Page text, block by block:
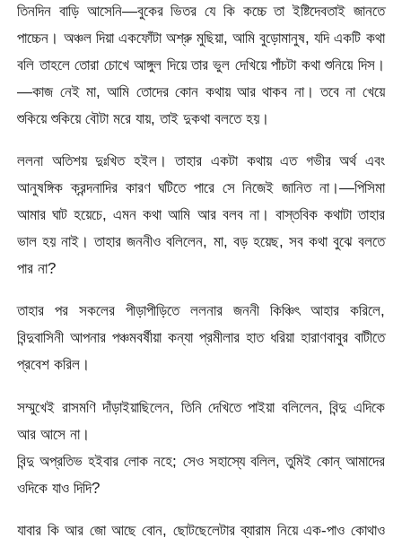
তিনদিন বাড়ি আসেনি—বুকের ভিতর যে কি কচ্চে তা ইষ্টিদেবতাই জানতে
পাচ্চেন। অঞ্চল দিয়া একফোঁটা অশ্রু মুছিয়া, আমি বুড়োমানুষ, যদি একটি কথা
বলি তাহলে তোরা চোখে আঙ্গুল দিয়ে তার ভুল দেখিয়ে পাঁচটা কথা শুনিয়ে দিস।
—কাজ নেই মা, আমি তোদের কোন কথায় আর থাকব না। তবে না খেয়ে
শুকিয়ে শুকিয়ে বৌটা মরে যায়, তাই দুকথা বলতে হয়।
ললনা অতিশয় দুঃখিত হইল। তাহার একটা কথায় এত গভীর অর্থ এবং
আনুষঙ্গিক ক্রন্দনাদির কারণ ঘটিতে পারে সে নিজেই জানিত না।—পিসিমা
আমার ঘাট হয়েচে, এমন কথা আমি আর বলব না। বাস্তবিক কথাটা তাহার
ভাল হয় নাই। তাহার জননীও বলিলেন, মা, বড় হয়েছ, সব কথা বুঝে বলতে
পার না?
তাহার পর সকলের পীড়াপীড়িতে ললনার জননী কিঞ্চিৎ আহার করিলে,
বিন্দুবাসিনী আপনার পঞ্চমবর্ষীয়া কন্যা প্রমীলার হাত ধরিয়া হারাণবাবুর বাটীতে
প্রবেশ করিল।
সম্মুখেই রাসমণি দাঁড়াইয়াছিলেন, তিনি দেখিতে পাইয়া বলিলেন, বিন্দু এদিকে
আর আসে না।
বিন্দু অপ্রতিভ হইবার লোক নহে; সেও সহাস্যে বলিল, তুমিই কোন্‌ আমাদের
ওদিকে যাও দিদি?
যাবার কি আর জো আছে বোন, ছোটছেলেটার ব্যারাম নিয়ে এক-পাও কোথাও